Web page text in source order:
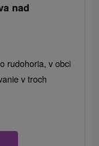
nad
rudohoria, v obci
v troch